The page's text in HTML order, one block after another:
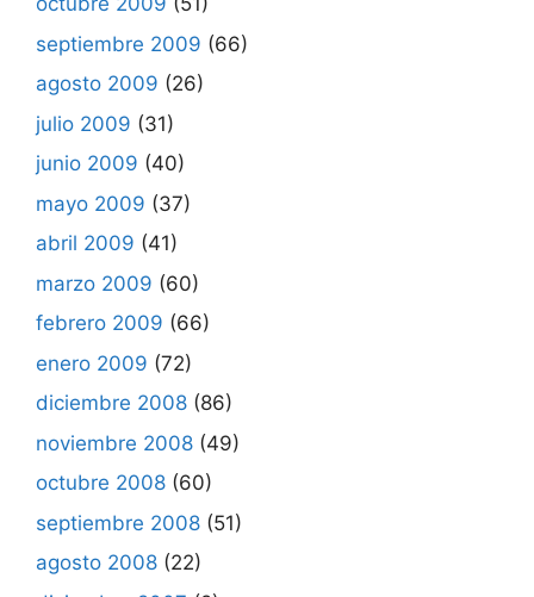
septiembre 2009 (66)
agosto 2009 (26)
julio 2009 (31)
junio 2009 (40)
mayo 2009 (37)
abril 2009 (41)
marzo 2009 (60)
febrero 2009 (66)
enero 2009 (72)
diciembre 2008 (86)
noviembre 2008 (49)
octubre 2008 (60)
septiembre 2008 (51)
agosto 2008 (22)